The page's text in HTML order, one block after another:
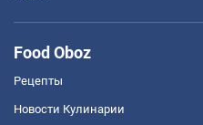
Food Oboz
Рецепты
Новости Кулинарии